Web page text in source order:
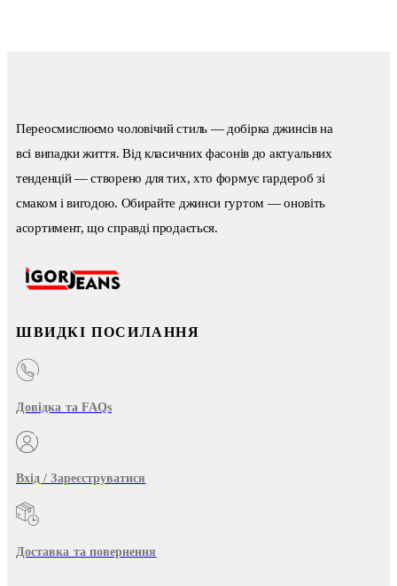
Переосмислюємо чоловічий стиль — добірка джинсів на
всі випадки життя. Від класичних фасонів до актуальних
тенденцій — створено для тих, хто формує гардероб зі
смаком і вигодою. Обирайте джинси гуртом — оновіть
асортимент, що справді продається.
ШВИДКІ ПОСИЛАННЯ
Довідка та FAQs
Вхід / Зареєструватися
Доставка та повернення